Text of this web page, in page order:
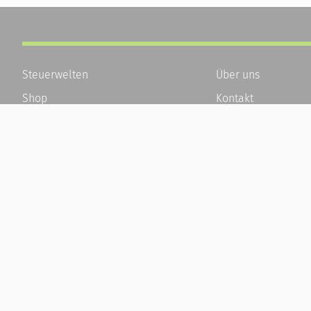
Steuerwelten
Shop
Über uns
Kontakt